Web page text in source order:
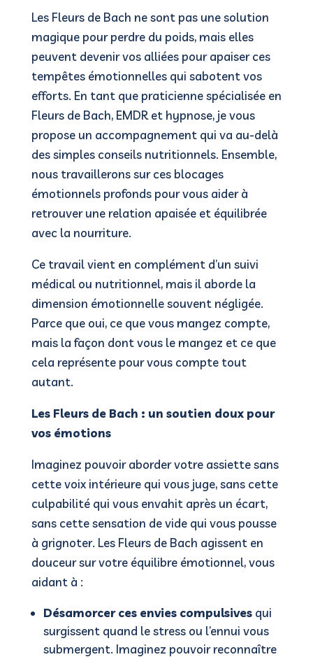
Les Fleurs de Bach ne sont pas une solution
magique pour perdre du poids, mais elles
peuvent devenir vos alliées pour apaiser ces
tempêtes émotionnelles qui sabotent vos
efforts. En tant que praticienne spécialisée en
Fleurs de Bach, EMDR et hypnose, je vous
propose un accompagnement qui va au-delà
des simples conseils nutritionnels. Ensemble,
nous travaillerons sur ces blocages
émotionnels profonds pour vous aider à
retrouver une relation apaisée et équilibrée
avec la nourriture.
Ce travail vient en complément d’un suivi
médical ou nutritionnel, mais il aborde la
dimension émotionnelle souvent négligée.
Parce que oui, ce que vous mangez compte,
mais la façon dont vous le mangez et ce que
cela représente pour vous compte tout
autant.
Les Fleurs de Bach : un soutien doux pour
vos émotions
Imaginez pouvoir aborder votre assiette sans
cette voix intérieure qui vous juge, sans cette
culpabilité qui vous envahit après un écart,
sans cette sensation de vide qui vous pousse
à grignoter. Les Fleurs de Bach agissent en
douceur sur votre équilibre émotionnel, vous
aidant à :
Désamorcer ces envies compulsivesqui
surgissent quand le stress ou l’ennui vous
submergent. Imaginez pouvoir reconnaître